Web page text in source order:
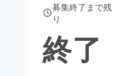
募集終了まで残
り
終了